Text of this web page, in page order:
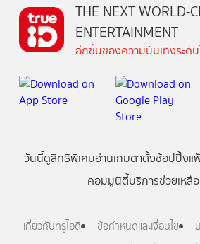
THE NEXT WORLD-
ENTERTAINMENT
อีกขั้นของความบันเทิงระดั
วันนี้ดูสิทธิพิเศษอ่านเกมตาตั้งช้อปปิ้งแ
คอมมูนิตี้บริการช่วยเหลื
เกี่ยวกับทรูไอดี ข้อกำหนดและเงื่อนไข